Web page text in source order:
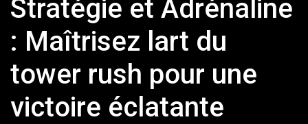
Stratégie et Adrénaline
: Maîtrisez lart du
tower rush pour une
victoire éclatante